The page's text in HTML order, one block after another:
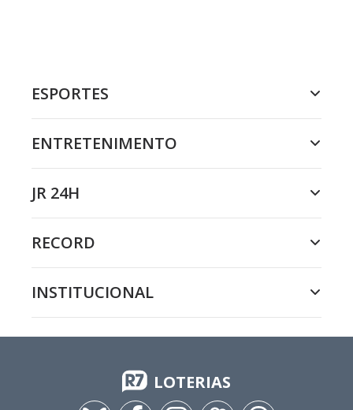
ESPORTES
ENTRETENIMENTO
JR 24H
RECORD
INSTITUCIONAL
LOTERIAS